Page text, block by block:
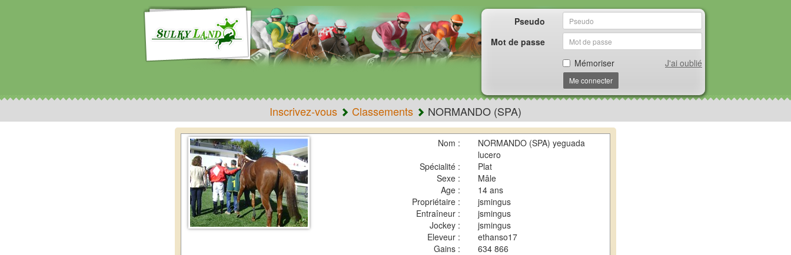
Pseudo
Mot de passe
Mémoriser
J'ai oublié
Me connecter
Inscrivez-vous Classements NORMANDO (SPA)
Nom :
NORMANDO (SPA) yeguada
lucero
Spécialité :
Plat
Sexe :
Mâle
Age :
14 ans
Propriétaire :
jsmingus
Entraîneur :
jsmingus
Jockey :
jsmingus
Eleveur :
ethanso17
Gains :
634 866